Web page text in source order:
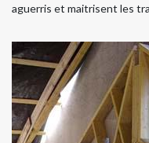
aguerris et maitrisent les